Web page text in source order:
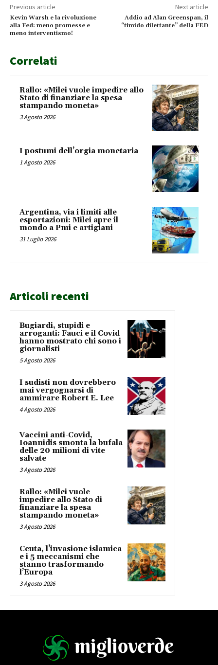
Previous article
Kevin Warsh e la rivoluzione
alla Fed: meno promesse e
meno interventismo!
Next article
Addio ad Alan Greenspan, il
“timido dilettante” della FED
Correlati
Rallo: «Milei vuole impedire allo
Stato di finanziare la spesa
stampando moneta»
3 Agosto 2026
I postumi dell’orgia monetaria
1 Agosto 2026
Argentina, via i limiti alle
esportazioni: Milei apre il
mondo a Pmi e artigiani
31 Luglio 2026
Articoli recenti
Bugiardi, stupidi e
arroganti: Fauci e il Covid
hanno mostrato chi sono i
giornalisti
5 Agosto 2026
I sudisti non dovrebbero
mai vergognarsi di
ammirare Robert E. Lee
4 Agosto 2026
Vaccini anti-Covid,
Ioannidis smonta la bufala
delle 20 milioni di vite
salvate
3 Agosto 2026
Rallo: «Milei vuole
impedire allo Stato di
finanziare la spesa
stampando moneta»
3 Agosto 2026
Ceuta, l’invasione islamica
e i 5 meccanismi che
stanno trasformando
l’Europa
3 Agosto 2026